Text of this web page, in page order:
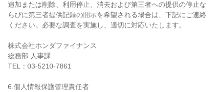
追加または削除、利用停止、消去および第三者への提供の停止な
らびに第三者提供記録の開示を希望される場合は、下記にご連絡
ください。必要な調査を実施し、適切に対応いたします。
株式会社ホンダファイナンス
総務部 人事課
TEL：03-5210-7861
6.個人情報保護管理責任者